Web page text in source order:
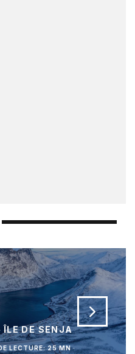
ÎLE DE SENJA
LECTURE: 25 MN ·